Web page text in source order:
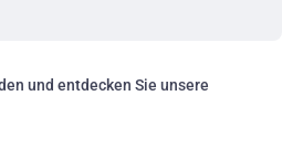
und entdecken Sie unsere